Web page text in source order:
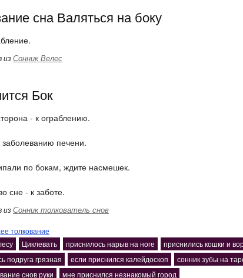
сна Валяться на боку
изСонник Велес
Бок
- к ограблению.
печени.
по бокам, ждите насмешек.
сне - к заботе.
изСонник толкователь снов
толкование
Циклевать приснилось нарыв на ноге
приснились кошки и
подруга грязная
если приснился калейдоскоп
сонник зубы на
снов руки
мне приснился незнакомый город